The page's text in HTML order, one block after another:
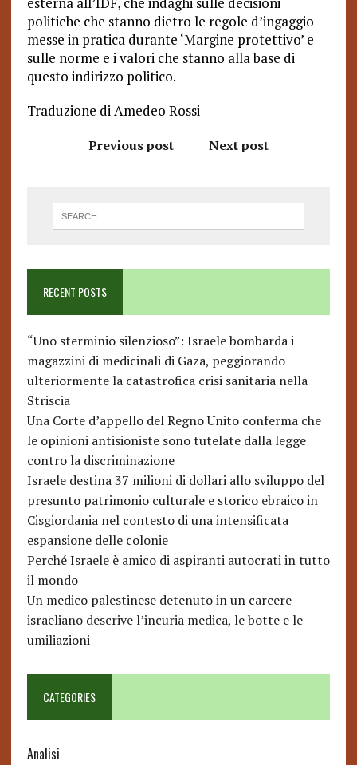
politiche che stanno dietro le regole d’ingaggio
messe in pratica durante ‘Margine protettivo’ e
sulle norme e i valori che stanno alla base di
questo indirizzo politico.
Traduzione di Amedeo Rossi
Previous post Next post
RECENT POSTS
“Uno sterminio silenzioso”: Israele bombarda i
magazzini di medicinali di Gaza, peggiorando
ulteriormente la catastrofica crisi sanitaria nella
Striscia
Una Corte d’appello del Regno Unito conferma che
le opinioni antisioniste sono tutelate dalla legge
contro la discriminazione
Israele destina 37 milioni di dollari allo sviluppo del
presunto patrimonio culturale e storico ebraico in
Cisgiordania nel contesto di una intensificata
espansione delle colonie
Perché Israele è amico di aspiranti autocrati in tutto
il mondo
Un medico palestinese detenuto in un carcere
israeliano descrive l’incuria medica, le botte e le
umiliazioni
CATEGORIES
Analisi